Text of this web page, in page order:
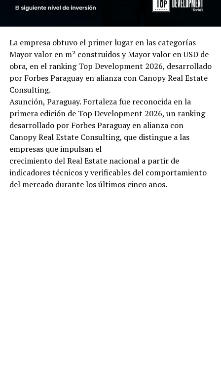
La empresa obtuvo el primer lugar en las categorías
Mayor valor en m² construidos y Mayor valor en USD de
obra, en el ranking Top Development 2026, desarrollado
por Forbes Paraguay en alianza con Canopy Real Estate
Consulting.
Asunción, Paraguay. Fortaleza fue reconocida en la
primera edición de Top Development 2026, un ranking
desarrollado por Forbes Paraguay en alianza con
Canopy Real Estate Consulting, que distingue a las
empresas que impulsan el
crecimiento del Real Estate nacional a partir de
indicadores técnicos y verificables del comportamiento
del mercado durante los últimos cinco años.